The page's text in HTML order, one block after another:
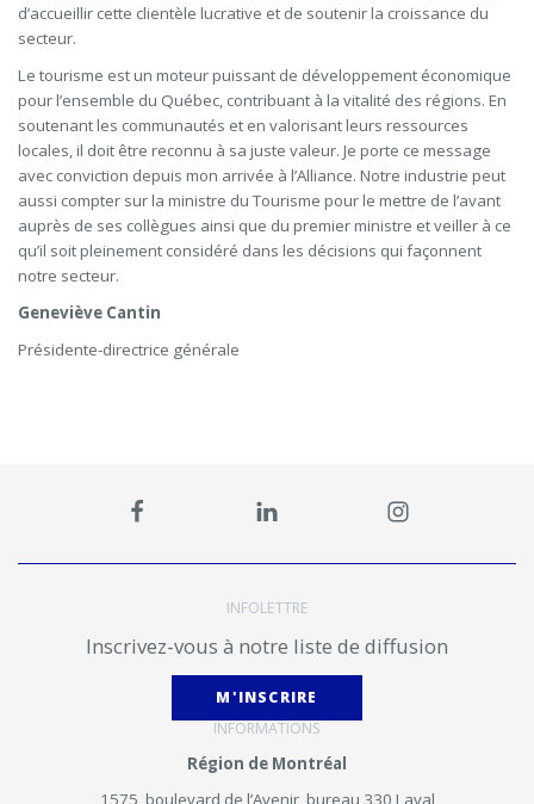
d’accueillir cette clientèle lucrative et de soutenir la croissance du
secteur.
Le tourisme est un moteur puissant de développement économique
pour l’ensemble du Québec, contribuant à la vitalité des régions. En
soutenant les communautés et en valorisant leurs ressources
locales, il doit être reconnu à sa juste valeur. Je porte ce message
avec conviction depuis mon arrivée à l’Alliance. Notre industrie peut
aussi compter sur la ministre du Tourisme pour le mettre de l’avant
auprès de ses collègues ainsi que du premier ministre et veiller à ce
qu’il soit pleinement considéré dans les décisions qui façonnent
notre secteur.
Geneviève Cantin
Présidente-directrice générale
INFOLETTRE
Inscrivez-vous à notre liste de diffusion
M'INSCRIRE
INFORMATIONS
Région de Montréal
1575, boulevard de l’Avenir, bureau 330 Laval